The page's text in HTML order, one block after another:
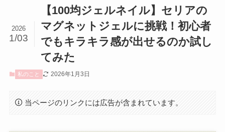
一条工務店
暮らし
子ども
私のこと
お問い合わせ
【100均ジェルネイル】セリアの
マグネットジェルに挑戦！初心者
でもキラキラ感が出せるのか試し
てみた
2026
1/03
私のこと 2026年1月3日
当ページのリンクには広告が含まれています。